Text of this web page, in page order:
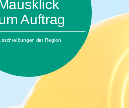
Mausklick
Auftrag
der Region